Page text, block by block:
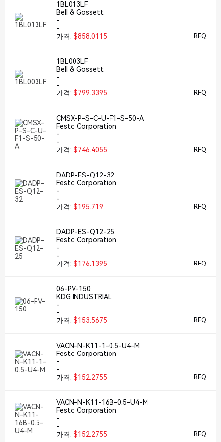
1BL013LF
Bell & Gossett
-
-
가격: $858.0115 RFQ
1BL003LF
Bell & Gossett
-
-
가격: $799.3395 RFQ
CMSX-P-S-C-U-F1-S-50-A
Festo Corporation
-
-
가격: $746.4055 RFQ
DADP-ES-Q12-32
Festo Corporation
-
-
가격: $195.719 RFQ
DADP-ES-Q12-25
Festo Corporation
-
-
가격: $176.1395 RFQ
06-PV-150
KDG INDUSTRIAL
-
-
가격: $153.5675 RFQ
VACN-N-K11-1-0.5-U4-M
Festo Corporation
-
-
가격: $152.2755 RFQ
VACN-N-K11-16B-0.5-U4-M
Festo Corporation
-
-
가격: $152.2755 RFQ